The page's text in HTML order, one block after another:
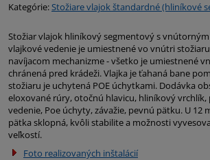
Kategórie:Stožiare vlajok štandardné (hliníkové
Stožiar vlajok hliníkový segmentový s
vlajkové vedenie je umiestnené vo vnútri
navíjacom mechanizme - všetko je umiestnené
chránená pred krádeži. Vlajka je ťahaná bane
stožiaru je uchytená POE úchytkami. Dodávka
eloxované rúry, otočnú hlavicu, hliníkový
vedenie, Poe úchyty, závažie, pevnú pätku. U 12
pätka sklopná, kvôli stabilite a možnosti
veľkostí.
Foto realizovaných inštalácií